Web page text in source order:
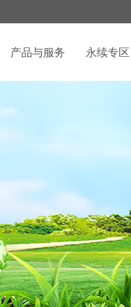
产品与服务 永续专区